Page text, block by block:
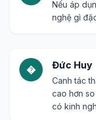
Nếu áp
nghệ gì
� Đức Huy
Canh tác
cao hơn
có kinh